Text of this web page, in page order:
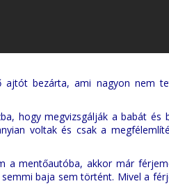
bezárta, ami nagyon nem
hogy megvizsgálják a babát és
voltak és csak a
a mentőautóba, akkor már
baja sem történt. Mivel a